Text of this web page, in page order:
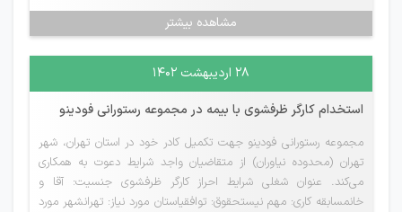
مشاهده بیشتر
۲۸ اردیبهشت ۱۴۰۲
استخدام کارگر ظرفشوی با بیمه در مجموعه رستورانی فودینو
مجموعه رستورانی فودینو جهت تکمیل کادر خود در استان تهران، شهر
تهران (محدوده نیاوران) از متقاضیان واجد شرایط دعوت به همکاری
می‌کند. عنوان شغلی شرایط احراز کارگر ظرفشوی جنسیت: آقا و
خانمسابقه کاری: مهم نیستحقوق: توافقیاستان مورد نیاز: تهرانشهر مورد